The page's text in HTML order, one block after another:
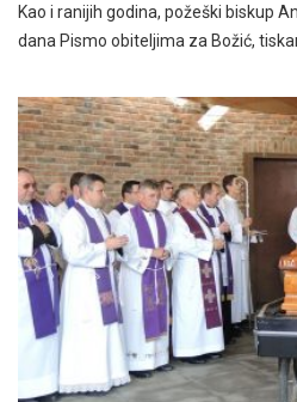
Kao i ranijih godina, požeški biskup
dana Pismo obiteljima za Božić,